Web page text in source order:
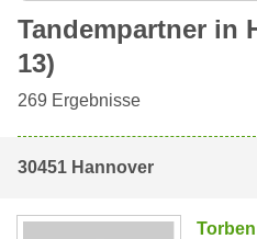
Tandempartner in
13)
269 Ergebnisse
30451 Hannover
Torben